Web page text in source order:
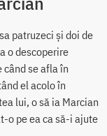
patruzeci şi doi de
o descoperire
când se afla în
el acolo în
lui, o să ia Marcian
o pe ea ca să-i ajute